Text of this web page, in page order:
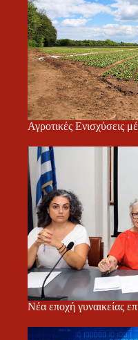
Αγροτικές
Νέα εποχή γυναικείας